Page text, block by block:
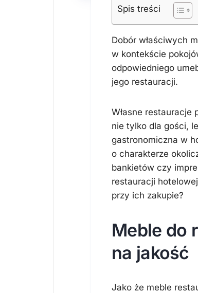
Spis treści
Dobór właściwych
w kontekście
odpowiedniego
jego restauracji.
Własne restauracje
nie tylko dla gości,
gastronomiczna w
o charakterze
bankietów czy
restauracji
przy ich zakupie?
Meble do
na jakość
Jako że meble